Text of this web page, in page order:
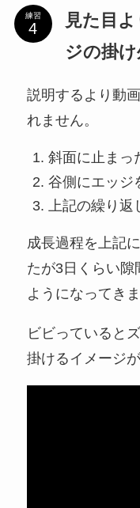
練習
見た目
ジの掛
説明するより動
れません。
斜面に止まっ
谷側にエッジ
上記の繰り返
成長過程を上記
たが3日くらい隙
ようになってきま
ビビっていると
掛けるイメージが